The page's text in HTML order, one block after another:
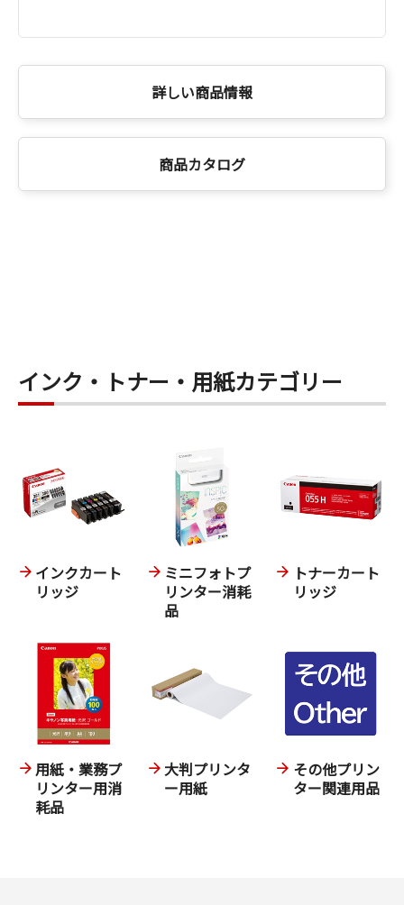
詳しい商品情報
商品カタログ
インク・トナー・用紙カテゴリー
インクカート
リッジ
ミニフォトプ
リンター消耗
品
トナーカート
リッジ
用紙・業務プ
リンター用消
耗品
大判プリンタ
ー用紙
その他プリン
ター関連用品